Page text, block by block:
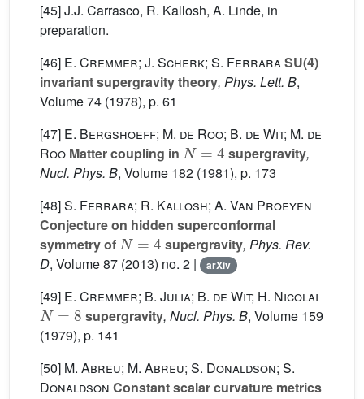
[45] J.J. Carrasco, R. Kallosh, A. Linde, in
preparation.
[46] E. Cremmer; J. Scherk; S. FerraraSU(4)
invariant supergravity theory, Phys. Lett. B,
Volume 74 (1978), p. 61
[47] E. Bergshoeff; M. de Roo; B. de Wit; M. de
Roo Matter coupling in
N =4
supergravity,
Nucl. Phys. B, Volume 182 (1981), p. 173
[48]S. Ferrara; R. Kallosh; A. Van Proeyen
Conjecture on hidden superconformal
symmetry of
N =4
supergravity, Phys. Rev.
D, Volume 87 (2013) no. 2 | arXiv
[49] E. Cremmer; B. Julia; B. de Wit; H. Nicolai
N=8
supergravity, Nucl. Phys. B, Volume 159
(1979), p. 141
[50] M. Abreu; M. Abreu; S. Donaldson; S.
Donaldson Constant scalar curvature metrics